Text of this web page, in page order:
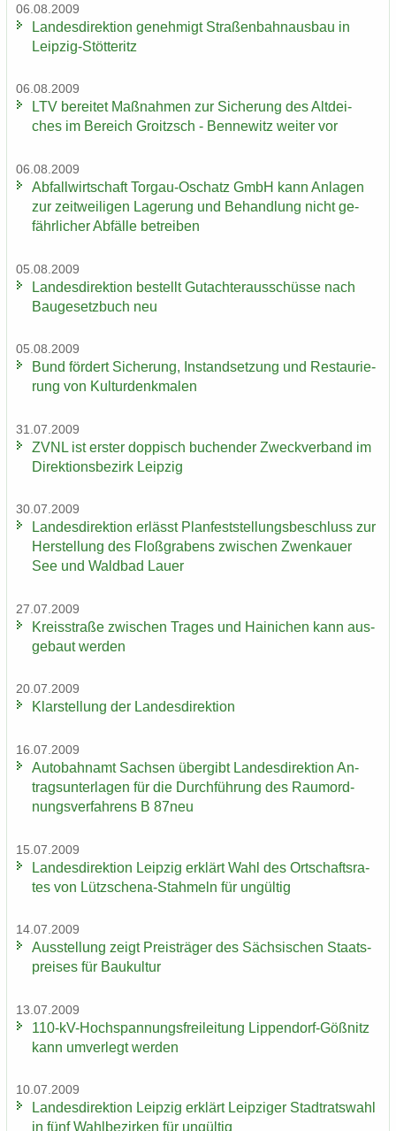
06.08.2009
Lan­des­di­rek­ti­on ge­neh­migt Stra­ßen­bahn­aus­bau in
Leipzig-​Stötteritz
06.08.2009
LTV be­rei­tet Maß­nah­men zur Si­che­rung des Alt­dei­
ches im Be­reich Groitzsch - Ben­ne­witz wei­ter vor
06.08.2009
Ab­fall­wirt­schaft Torgau-​Oschatz GmbH kann An­la­gen
zur zeit­wei­li­gen La­ge­rung und Be­hand­lung nicht ge­
fähr­li­cher Ab­fäl­le be­trei­ben
05.08.2009
Lan­des­di­rek­ti­on be­stellt Gut­ach­ter­aus­schüs­se nach
Bau­ge­setz­buch neu
05.08.2009
Bund för­dert Si­che­rung, In­stand­set­zung und Re­stau­rie­
rung von Kul­tur­denk­ma­len
31.07.2009
ZVNL ist ers­ter dop­pisch bu­chen­der Zweck­ver­band im
Di­rek­ti­ons­be­zirk Leip­zig
30.07.2009
Lan­des­di­rek­ti­on er­lässt Plan­fest­stel­lungs­be­schluss zur
Her­stel­lung des Floß­gra­bens zwi­schen Zwenkau­er
See und Wald­bad Lauer
27.07.2009
Kreis­stra­ße zwi­schen Tra­ges und Hai­ni­chen kann aus­
ge­baut wer­den
20.07.2009
Klar­stel­lung der Lan­des­di­rek­ti­on
16.07.2009
Au­to­bahn­amt Sach­sen über­gibt Lan­des­di­rek­ti­on An­
trags­un­ter­la­gen für die Durch­füh­rung des Raum­ord­
nungs­ver­fah­rens B 87neu
15.07.2009
Lan­des­di­rek­ti­on Leip­zig er­klärt Wahl des Ort­schafts­ra­
tes von Lützschena-​Stahmeln für un­gül­tig
14.07.2009
Aus­stel­lung zeigt Preis­trä­ger des Säch­si­schen Staats­
prei­ses für Bau­kul­tur
13.07.2009
110-​kV-Hochspannungsfreileitung Lippendorf-​Gößnitz
kann um­ver­legt wer­den
10.07.2009
Lan­des­di­rek­ti­on Leip­zig er­klärt Leip­zi­ger Stadt­rats­wahl
in fünf Wahl­be­zir­ken für un­gül­tig